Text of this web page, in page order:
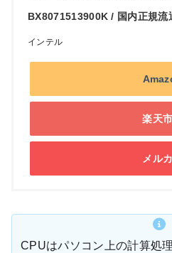
BX8071513900K / 国内正規流
インテル
楽天
メル
CPUはパソコン上の計算処